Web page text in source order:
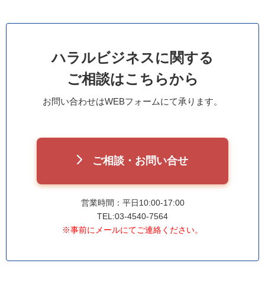
ハラルビジネスに関する
ご相談はこちらから
お問い合わせはWEBフォームにて承ります。
ご相談・お問い合せ
営業時間：平日10:00-17:00
TEL:03-4540-7564
※事前にメールにてご連絡ください。